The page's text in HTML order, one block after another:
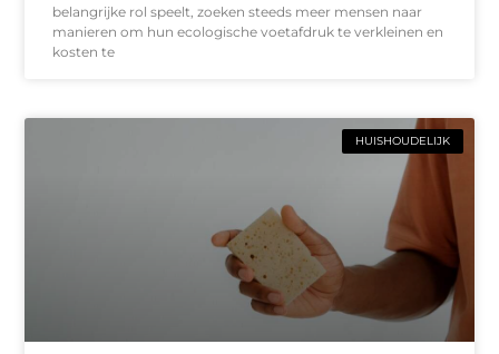
belangrijke rol speelt, zoeken steeds meer mensen naar
manieren om hun ecologische voetafdruk te verkleinen en
kosten te
HUISHOUDELIJK